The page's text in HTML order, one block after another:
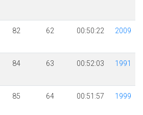
82 62 00:50:22 2009
84 63 00:52:03 1991
85 64 00:51:57 1999